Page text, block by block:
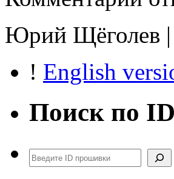
93c66
Юрий Щёголев |
! English
Поиск по
Поиск